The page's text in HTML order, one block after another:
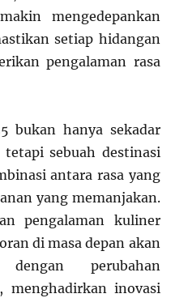
mengedepankan
setiap hidangan
pengalaman rasa
bukan hanya sekadar
sebuah destinasi
antara rasa yang
yang memanjakan.
pengalaman kuliner
di masa depan akan
perubahan
menghadirkan inovasi